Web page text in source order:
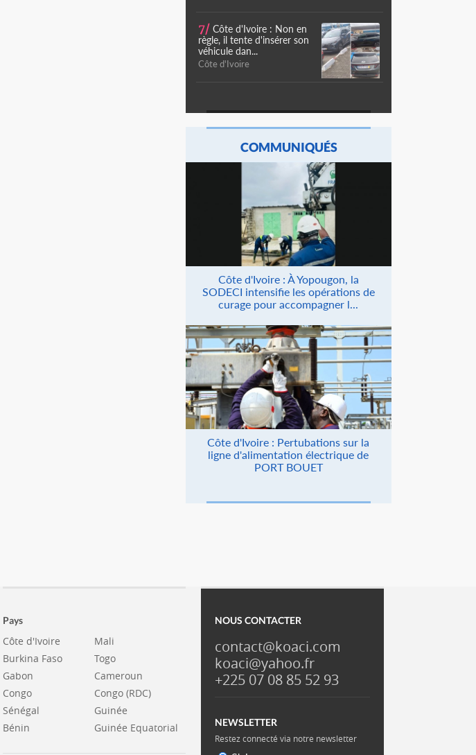
7/ Côte d'Ivoire : Non en
règle, il tente d'insérer son
véhicule dan...
Côte d'Ivoire
COMMUNIQUÉS
Côte d'Ivoire : À Yopougon, la
SODECI intensifie les opérations de
curage pour accompagner l...
Côte d'Ivoire : Pertubations sur la
ligne d'alimentation électrique de
PORT BOUET
Pays
Côte d'Ivoire
Burkina Faso
Gabon
Congo
Sénégal
Bénin
Mali
Togo
Cameroun
Congo (RDC)
Guinée
Guinée Equatorial
NOUS CONTACTER
contact@koaci.com
koaci@yahoo.fr
+225 07 08 85 52 93
NEWSLETTER
Restez connecté via notre newsletter